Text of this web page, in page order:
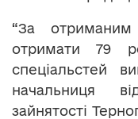
“За
отримати 79
спеціальстей
начальниця
зайнятості